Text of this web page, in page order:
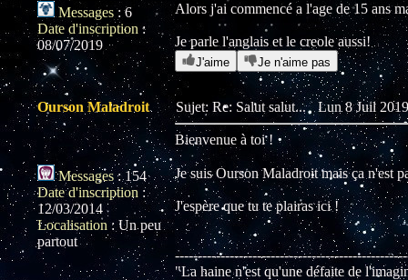
Messages:6
Date d'inscription :
08/07/2019
Alors j'ai commencé a l'age de 15 ans
Je parle l'anglais et le creole aussi!
J'aime Je n'aime pas
Ourson Maladroit
Messages :154
Date d'inscription :
12/03/2014
Localisation : Un peu
partout
Sujet: Re: Salut salut... Lun 8 Juil
Bienvenue à toi !
Je suis Ourson Maladroit mais ça n'est
J'espère que tu te plairas ici !
"La haine n'est qu'une défaite de